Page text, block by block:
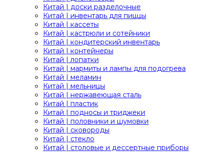
Китай | доски разделочные
Китай | инвентарь для пиццы
Китай | кассеты
Китай | кастрюли и сотейники
Китай | кондитерский инвентарь
Китай | контейнеры
Китай | лопатки
Китай | мармиты и лампы для подогрева
Китай | меламин
Китай | мельницы
Китай | нержавеющая сталь
Китай | пластик
Китай | подносы и триджеки
Китай | половники и шумовки
Китай | сковороды
Китай | стекло
Китай | столовые и дессертные приборы